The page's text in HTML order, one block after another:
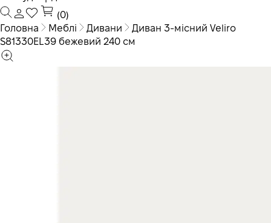
(0)
Головна
Меблі Дивани
Диван 3-місний Veliro
S81330EL39 бежевий 240 см